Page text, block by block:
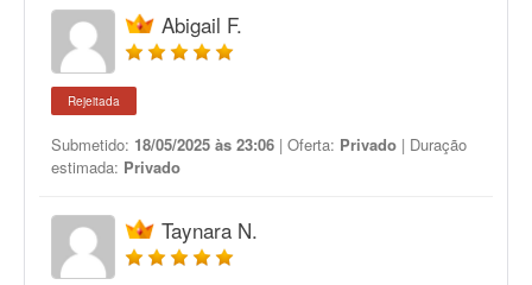
Abigail F.
Rejeitada
Submetido: 18/05/2025 às 23:06 | Oferta: Privado | Duração
estimada: Privado
Taynara N.